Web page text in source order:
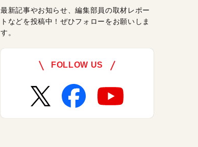
最新記事やお知らせ、編集部員の取材レポー
トなどを投稿中！ぜひフォローをお願いしま
す。
FOLLOW US